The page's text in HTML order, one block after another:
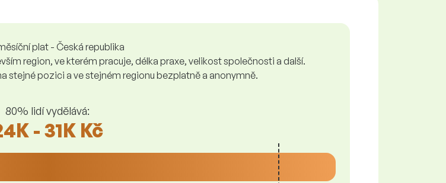
plat - Česká republika
region, ve kterém pracuje, délka praxe, velikost společnosti a další.
stejné pozici a ve stejném regionu bezplatně a anonymně.
80% lidí vydělává:
- 31K Kč